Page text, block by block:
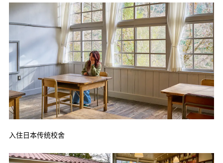
入住日本传统校舍